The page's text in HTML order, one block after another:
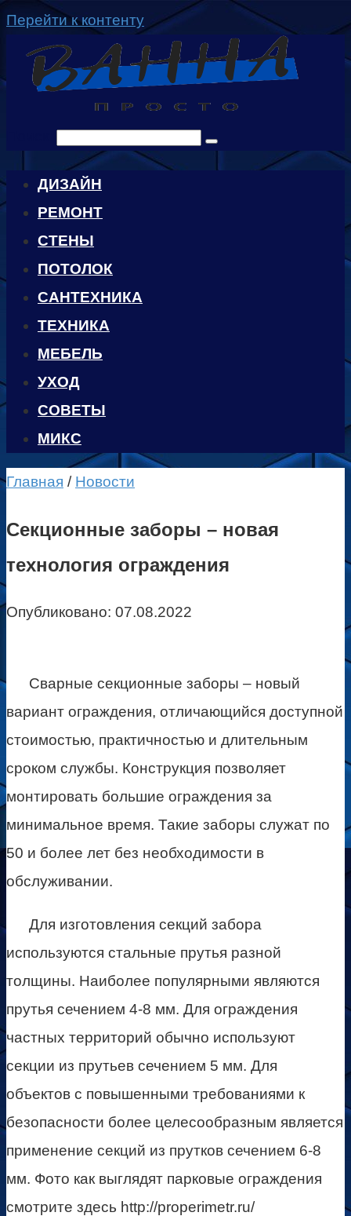
Перейти к контенту
ДИЗАЙН
РЕМОНТ
СТЕНЫ
ПОТОЛОК
САНТЕХНИКА
ТЕХНИКА
МЕБЕЛЬ
УХОД
CОВЕТЫ
МИКС
Главная / Новости
Секционные заборы – новая
технология ограждения
Опубликовано: 07.08.2022
Сварные секционные заборы – новый
вариант ограждения, отличающийся доступной
стоимостью, практичностью и длительным
сроком службы. Конструкция позволяет
монтировать большие ограждения за
минимальное время. Такие заборы служат по
50 и более лет без необходимости в
обслуживании.
Для изготовления секций забора
используются стальные прутья разной
толщины. Наиболее популярными являются
прутья сечением 4-8 мм. Для ограждения
частных территорий обычно используют
секции из прутьев сечением 5 мм. Для
объектов с повышенными требованиями к
безопасности более целесообразным является
применение секций из прутков сечением 6-8
мм. Фото как выглядят парковые ограждения
смотрите здесь http://properimetr.ru/